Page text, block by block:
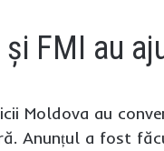
FMI au
Moldova au
Anunțul a fost